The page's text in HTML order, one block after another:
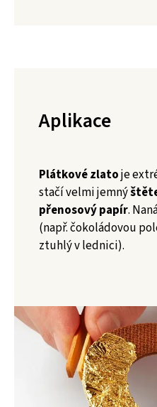
Aplikace
Plátkové zlatoje
stačí velmi jemný
přenosový papír.
(např. čokoládovou
ztuhlý v lednici).